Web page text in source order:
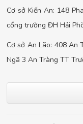
Cơ sở Kiến An: 148
cổng trường ĐH Hải
Cơ sở An Lão: 408 An
Ngã 3 An Tràng TT